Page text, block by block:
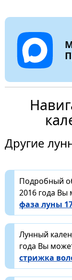
Другие
Подробный
2016 года Вы
фаза луны
Лунный
года Вы
стрижка